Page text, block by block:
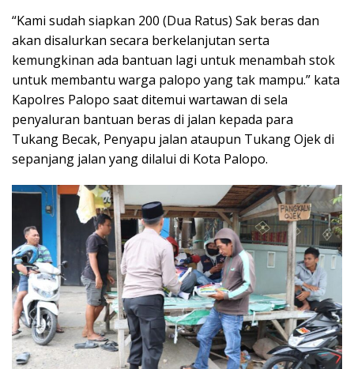
“Kami sudah siapkan 200 (Dua Ratus) Sak beras dan
akan disalurkan secara berkelanjutan serta
kemungkinan ada bantuan lagi untuk menambah stok
untuk membantu warga palopo yang tak mampu.” kata
Kapolres Palopo saat ditemui wartawan di sela
penyaluran bantuan beras di jalan kepada para
Tukang Becak, Penyapu jalan ataupun Tukang Ojek di
sepanjang jalan yang dilalui di Kota Palopo.